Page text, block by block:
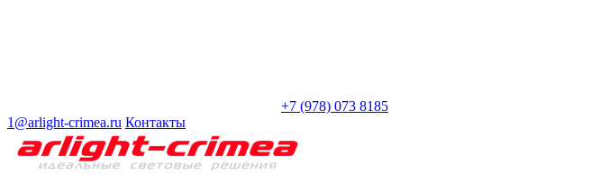
+7 (978) 073 8185
1@arlight-crimea.ru Контакты